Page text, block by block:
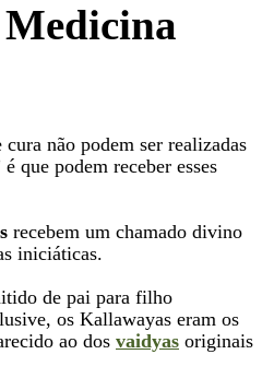
não podem ser realizadas
que podem receber esses
recebem um chamado divino
iniciáticas.
de pai para filho
os Kallawayas eram os
ao dos vaidyas originais